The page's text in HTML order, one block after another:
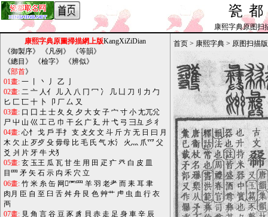
瓷
康熙字典原图扫
康熙字典原圖掃描網上版KangXiZiDian
《御製序》 《凡例 》 《等韻》
《總目 》 《檢字》 《辨似》
《部首》
01畫: 一 丶 丿 乙
02畫: 二 亠 人亻 儿 入 八 冂 冖 冫 几 凵 刀刂 力 勹
匕 匚 匸 十 卜 卩 厂 厶 又
03畫: 口 囗 土 士 夂 夊 夕 大 女 子 宀 寸 小 尢兀尣
尸 屮 山 巛 工 己 巾 干 幺 广 廴 廾 弋 弓 彐彑 彡 彳
04畫: 心忄 戈 戶 手扌 支 攴攵 文 斗 斤 方 无 日 曰 月
木 欠 止 歹歺 殳 毋母 比 毛 氏 气 水氵 火灬 爪爫 父
爻 爿 片 牙 牛 犬犭
05畫: 玄 玉王 瓜 瓦 甘 生 用 田 疋 疒 癶 白 皮 皿
目罒 矛 矢 石 示 禸 禾 穴 立
06畫: 竹 米 糸 缶 网罓罒 羊 羽 老耂 而 耒 耳 聿
肉月 臣 自 至 臼 舌 舛 舟 艮 色 艸艹 虍 虫 血 行 衣
襾
07畫: 見 角 言 谷 豆 豕 豸 貝 赤 走 足 身 車 辛 辰
首页 > 康熙字典 > 原图扫描版